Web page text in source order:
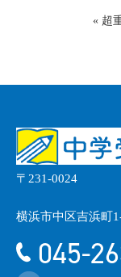
« 超
〒231-0024
横浜市中区吉浜町
045-